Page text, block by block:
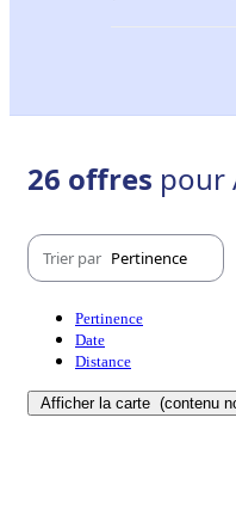
26 offres pour
Trier par Pertinence
Pertinence
Date
Distance
Afficher la carte (contenu